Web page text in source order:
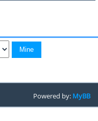
Powered by: MyBB